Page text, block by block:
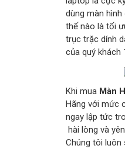
dùng màn
thế nào là tối
trục trặc dính
của quý khách
Khi mua Màn
Hãng với mức
ngay lập tức
hài lòng và
Chúng tôi luôn